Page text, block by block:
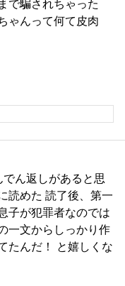
で騙されちゃった
ゃんって何て皮肉
ん返しがあると思
読めた 読了後、第一
子が犯罪者なのでは
一文からしっかり作
たんだ！ と嬉しくな